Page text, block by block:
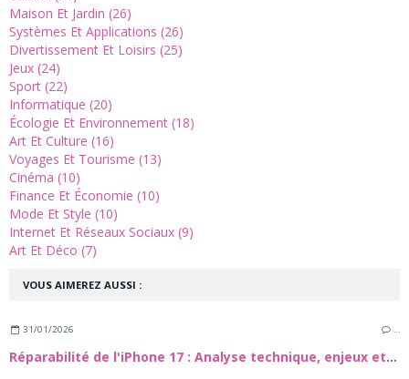
VOUS AIMEREZ AUSSI :
31/01/2026 …
Réparabilité de l'iPhone 17 : Analyse technique, enjeux et guide de maintenance
Maison Et Jardin (26)
Systèmes Et Applications (26)
Divertissement Et Loisirs (25)
Jeux (24)
Sport (22)
Informatique (20)
Écologie Et Environnement (18)
Art Et Culture (16)
Voyages Et Tourisme (13)
Cinéma (10)
Finance Et Économie (10)
Mode Et Style (10)
Internet Et Réseaux Sociaux (9)
Art Et Déco (7)